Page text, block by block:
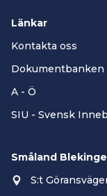
Länkar
Kontakta oss
Dokumentbanken
A - Ö
SIU - Svensk
Småland
S:t